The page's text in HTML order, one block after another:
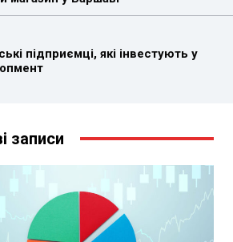
підприємці, які інвестують у
записи